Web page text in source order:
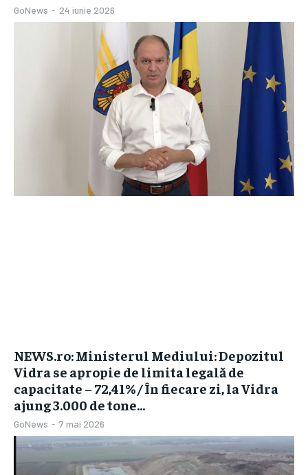
GoNews - 24 iunie 2026
NEWS.ro: Ministerul Mediului: Depozitul
Vidra se apropie de limita legală de
capacitate – 72,41% / În fiecare zi, la Vidra
ajung 3.000 de tone...
GoNews - 7 mai 2026